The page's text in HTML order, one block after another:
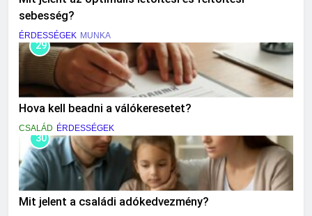
sebesség?
ÉRDESSÉGEK MUNKA
29
Hova kell beadni a válókeresetet?
CSALÁD ÉRDESSÉGEK
30
Mit jelent a családi adókedvezmény?